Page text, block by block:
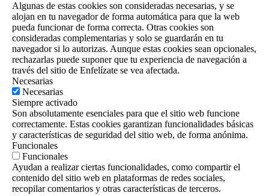
Algunas de estas cookies son consideradas necesarias, y se
alojan en tu navegador de forma automática para que la web
pueda funcionar de forma correcta. Otras cookies son
consideradas complementarias y solo se guardarán en tu
navegador si lo autorizas. Aunque estas cookies sean opcionales,
rechazarlas puede suponer que tu experiencia de navegación a
través del sitio de Enfelízate se vea afectada.
Necesarias
Necesarias
Siempre activado
Son absolutamente esenciales para que el sitio web funcione
correctamente. Estas cookies garantizan funcionalidades básicas
y características de seguridad del sitio web, de forma anónima.
Funcionales
Funcionales
Ayudan a realizar ciertas funcionalidades, como compartir el
contenido del sitio web en plataformas de redes sociales,
recopilar comentarios y otras características de terceros.